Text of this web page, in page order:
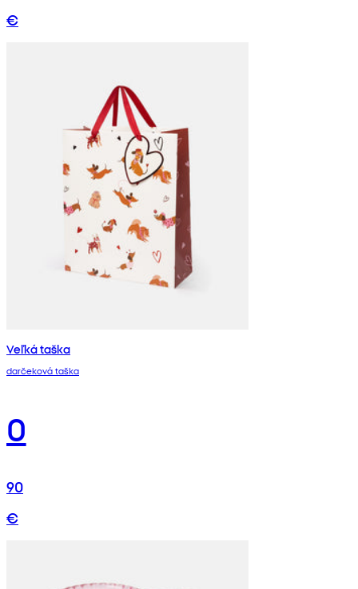
€
Veľká taška
darčeková taška
0
90
€